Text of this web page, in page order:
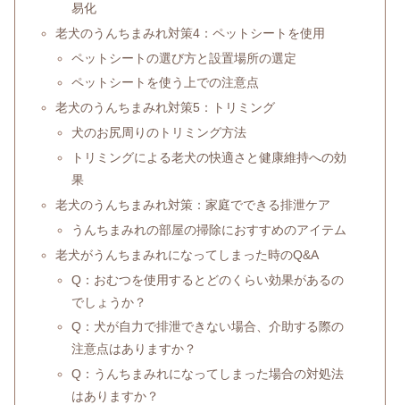
易化
老犬のうんちまみれ対策4：ペットシートを使用
ペットシートの選び方と設置場所の選定
ペットシートを使う上での注意点
老犬のうんちまみれ対策5：トリミング
犬のお尻周りのトリミング方法
トリミングによる老犬の快適さと健康維持への効
果
老犬のうんちまみれ対策：家庭でできる排泄ケア
うんちまみれの部屋の掃除におすすめのアイテム
老犬がうんちまみれになってしまった時のQ&A
Q：おむつを使用するとどのくらい効果があるの
でしょうか？
Q：犬が自力で排泄できない場合、介助する際の
注意点はありますか？
Q：うんちまみれになってしまった場合の対処法
はありますか？